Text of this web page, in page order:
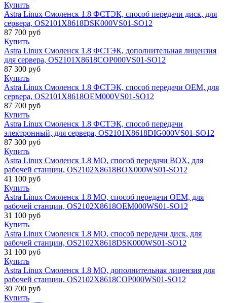
Купить
Astra Linux Смоленск 1.8 ФСТЭК, способ передачи диск, для
сервера, OS2101X8618DSK000VS01-SO12
87 700 руб
Купить
Astra Linux Смоленск 1.8 ФСТЭК, дополнительная лицензия
для сервера, OS2101X8618COP000VS01-SO12
87 300 руб
Купить
Astra Linux Смоленск 1.8 ФСТЭК, способ передачи OEM, для
сервера, OS2101X8618OEM000VS01-SO12
87 700 руб
Купить
Astra Linux Смоленск 1.8 ФСТЭК, способ передачи
электронный, для сервера, OS2101X8618DIG000VS01-SO12
87 300 руб
Купить
Astra Linux Смоленск 1.8 МО, способ передачи BOX, для
рабочей станции, OS2102X8618BOX000WS01-SO12
41 100 руб
Купить
Astra Linux Смоленск 1.8 МО, способ передачи OEM, для
рабочей станции, OS2102X8618OEM000WS01-SO12
31 100 руб
Купить
Astra Linux Смоленск 1.8 МО, способ передачи диск, для
рабочей станции, OS2102X8618DSK000WS01-SO12
31 100 руб
Купить
Astra Linux Смоленск 1.8 МО, дополнительная лицензия для
рабочей станции, OS2102X8618COP000WS01-SO12
30 700 руб
Купить